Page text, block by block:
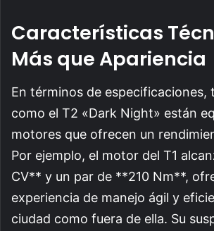
Características
Más que Apariencia
En términos de especificaciones,
como el T2 «Dark Night» están
motores que ofrecen un
Por ejemplo, el motor del T1
CV** y un par de **210 Nm**,
experiencia de manejo ágil y
ciudad como fuera de ella. Su